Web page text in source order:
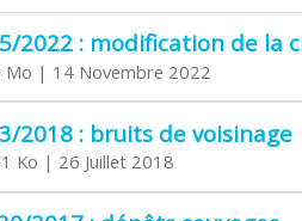
2022 : modification de la
| 14 Novembre 2022
2018 : bruits de voisinage
Ko | 26 Juillet 2018